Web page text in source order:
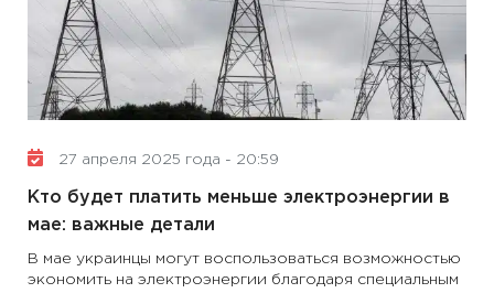
27 апреля 2025 года - 20:59
Кто будет платить меньше электроэнергии в
мае: важные детали
В мае украинцы могут воспользоваться возможностью
экономить на электроэнергии благодаря специальным